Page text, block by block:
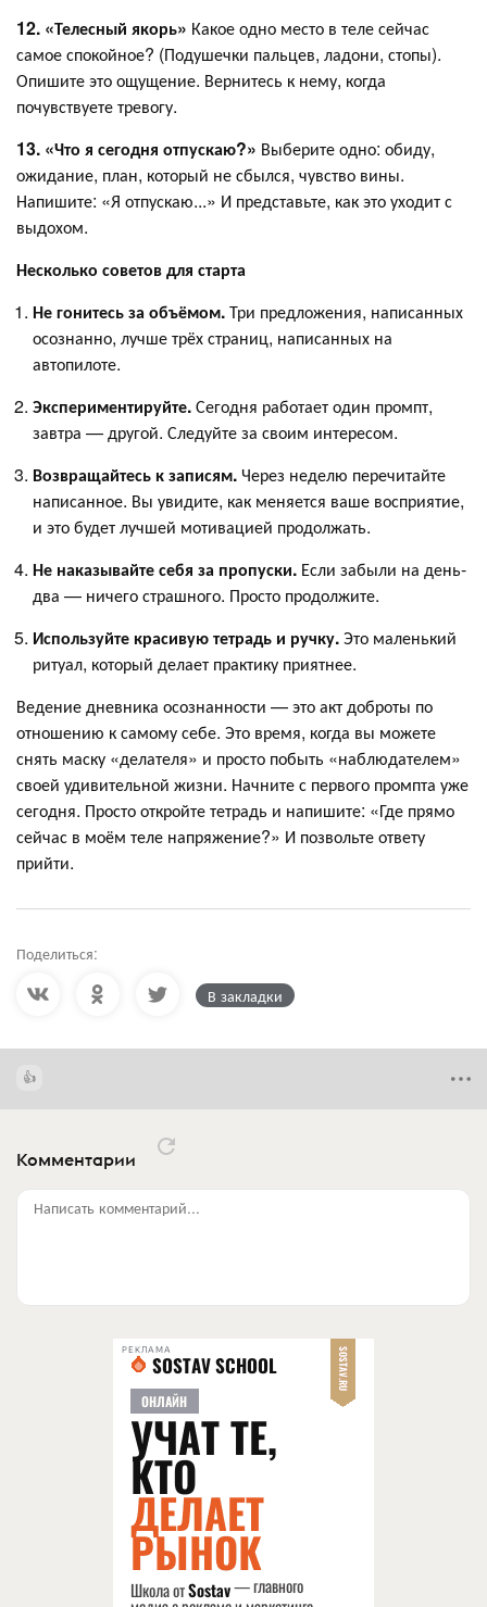
12. «Телесный якорь» Какое одно место в теле сейчас
самое спокойное? (Подушечки пальцев, ладони, стопы).
Опишите это ощущение. Вернитесь к нему, когда
почувствуете тревогу.
13. «Что я сегодня отпускаю?» Выберите одно: обиду,
ожидание, план, который не сбылся, чувство вины.
Напишите: «Я отпускаю...» И представьте, как это уходит с
выдохом.
Несколько советов для старта
Не гонитесь за объёмом.Три предложения, написанных
осознанно, лучше трёх страниц, написанных на
автопилоте.
Экспериментируйте.Сегодня работает один промпт,
завтра — другой. Следуйте за своим интересом.
Возвращайтесь к записям.Через неделю перечитайте
написанное. Вы увидите, как меняется ваше восприятие,
и это будет лучшей мотивацией продолжать.
Не наказывайте себя за пропуски. Если забыли на день-
два — ничего страшного. Просто продолжите.
Используйте красивую тетрадь и ручку.Это маленький
ритуал, который делает практику приятнее.
Ведение дневника осознанности — это акт доброты по
отношению к самому себе. Это время, когда вы можете
снять маску «делателя» и просто побыть «наблюдателем»
своей удивительной жизни. Начните с первого промпта уже
сегодня. Просто откройте тетрадь и напишите: «Где прямо
сейчас в моём теле напряжение?» И позвольте ответу
прийти.
Поделиться:
В закладки
Комментарии
Написать комментарий...
РЕКЛАМА